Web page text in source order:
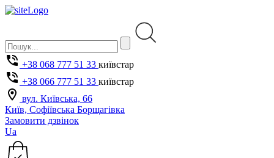
+38 068 777 51 33 київстар
+38 066 777 51 33 київстар
вул. Київська, 66
Київ, Софіївська Борщагівка
Замовити дзвінок
Ua